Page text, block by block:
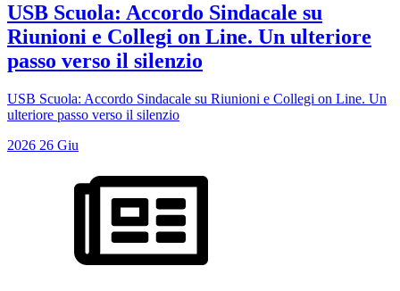
USB Scuola: Accordo Sindacale su
Riunioni e Collegi on Line. Un ulteriore
passo verso il silenzio
USB Scuola: Accordo Sindacale su Riunioni e Collegi on Line. Un
ulteriore passo verso il silenzio
2026 26 Giu